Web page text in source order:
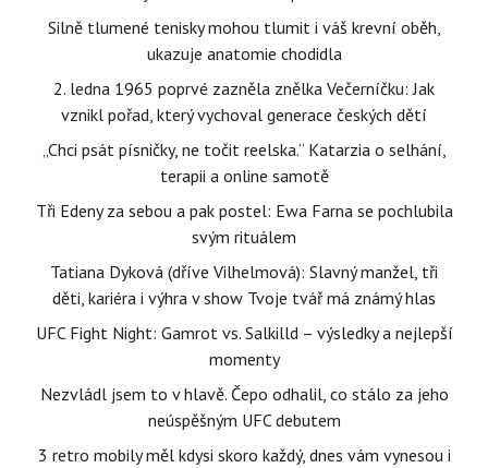
Silně tlumené tenisky mohou tlumit i váš krevní oběh,
ukazuje anatomie chodidla
2. ledna 1965 poprvé zazněla znělka Večerníčku: Jak
vznikl pořad, který vychoval generace českých dětí
„Chci psát písničky, ne točit reelska.“ Katarzia o selhání,
terapii a online samotě
Tři Edeny za sebou a pak postel: Ewa Farna se pochlubila
svým rituálem
Tatiana Dyková (dříve Vilhelmová): Slavný manžel, tři
děti, kariéra i výhra v show Tvoje tvář má známý hlas
UFC Fight Night: Gamrot vs. Salkilld – výsledky a nejlepší
momenty
Nezvládl jsem to v hlavě. Čepo odhalil, co stálo za jeho
neúspěšným UFC debutem
3 retro mobily měl kdysi skoro každý, dnes vám vynesou i